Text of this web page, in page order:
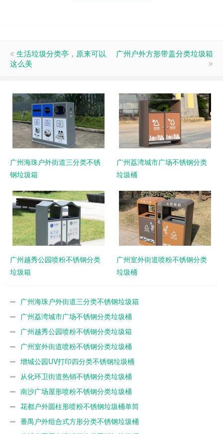
生活垃圾分类亭，原来可以
这么美
广州户外方形带盖分类垃圾箱
广州海珠户外街道三分类不锈
钢垃圾箱
广州荔湾城市广场不锈钢分类
垃圾桶
广州越秀公园喷粉不锈钢分类
垃圾箱
广州室外街道喷粉不锈钢分类
垃圾桶
广州海珠户外街道三分类不锈钢垃圾箱
广州荔湾城市广场不锈钢分类垃圾桶
广州越秀公园喷粉不锈钢分类垃圾箱
广州室外街道喷粉不锈钢分类垃圾桶
增城公园UV打印四分类不锈钢垃圾桶
从化环卫街道热销不锈钢分类垃圾桶
南沙广场屋形喷粉不锈钢分类垃圾桶
花都户外圆柱形喷粉不锈钢垃圾桶单筒
番禺户外组合式方形分类不锈钢垃圾桶